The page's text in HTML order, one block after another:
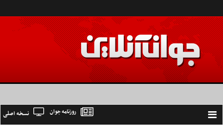
Toggle
نسخه اصلی روزنامه جوان